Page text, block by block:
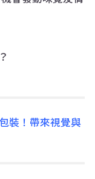
裝！帶來視覺與